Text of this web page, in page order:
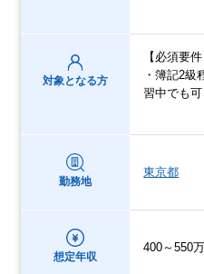
対象となる方
【必須要件
・簿記2級
習中でも可
勤務地
東京都
想定年収
400～550